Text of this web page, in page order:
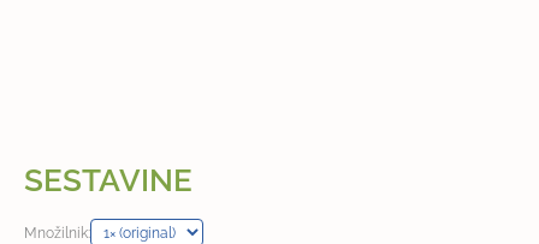
SESTAVINE
Množilnik: